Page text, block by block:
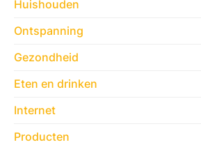
Huishouden
Ontspanning
Gezondheid
Eten en drinken
Internet
Producten